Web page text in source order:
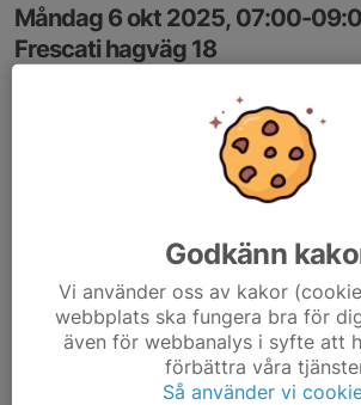
Måndag 6 okt 2025, 07:00-
Frescati hagväg 18
MORNING SESSION - verify the start
Godkänn
Vi använder oss av kakor
webbplats ska fungera bra för
även för webbanalys i syfte att
förbättra våra
Så använder vi